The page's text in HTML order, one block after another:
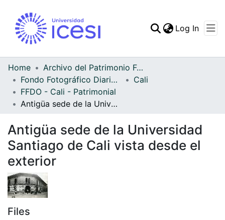
Statistics
Log In
Home
Archivo del Patrimonio Fotográfico y Fílmico del Valle del Cauca
Fondo Fotográfico Diario Occidente
Cali
FFDO - Cali - Patrimonial
Antigüa sede de la Universidad Santiago de Cali vista desde el exterior
Antigüa sede de la Universidad
Santiago de Cali vista desde el
exterior
Files